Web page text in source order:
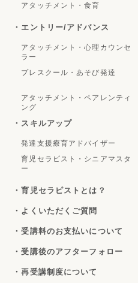
アタッチメント・食育
・エントリー/アドバンス
アタッチメント・心理カウンセ
ラー
プレスクール・あそび発達
アタッチメント・ペアレンティ
ング
・スキルアップ
発達支援療育アドバイザー
育児セラピスト・シニアマスタ
ー
・育児セラピストとは？
・よくいただくご質問
・受講料のお支払いについて
・受講後のアフターフォロー
・再受講制度について